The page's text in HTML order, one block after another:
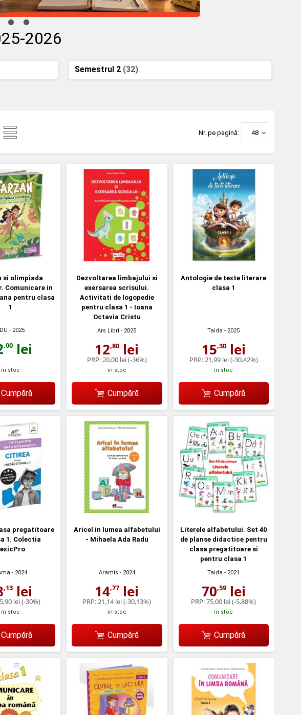
2026
Semestrul 2 (32)
Nr. pe pagină: 48
si olimpiada
Comunicare in
pentru clasa
1
- 2025
,00 lei
în stoc
Cumpără
Dezvoltarea limbajului si
exersarea scrisului.
Activitati de logopedie
pentru clasa 1 - Ioana
Octavia Cristu
Ars Libri - 2025
12,80 lei
PRP: 20,00 lei(-36%)
în stoc
Cumpără
Antologie de texte literare
clasa 1
Taida - 2025
15,30lei
PRP: 21,99 lei(-30,42%)
în stoc
Cumpără
pregatitoare
1. Colectia
- 2024
,13 lei
lei(-30%)
în stoc
Cumpără
Aricel in lumea alfabetului
- Mihaela Ada Radu
Aramis - 2024
14,77 lei
PRP:21,14 lei(-30,13%)
în stoc
Cumpără
Literele alfabetului. Set 40
de planse didactice pentru
clasa pregatitoare si
pentru clasa 1
Taida - 2021
70,59lei
PRP:75,00 lei(-5,88%)
în stoc
Cumpără